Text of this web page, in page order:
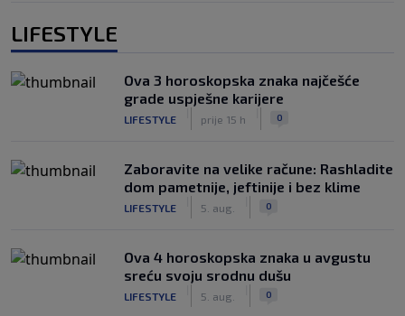
LIFESTYLE
Ova 3 horoskopska znaka najčešće
grade uspješne karijere
LIFESTYLE prije 15 h 0
Zaboravite na velike račune: Rashladite
dom pametnije, jeftinije i bez klime
LIFESTYLE 5. aug. 0
Ova 4 horoskopska znaka u avgustu
sreću svoju srodnu dušu
LIFESTYLE 5. aug. 0